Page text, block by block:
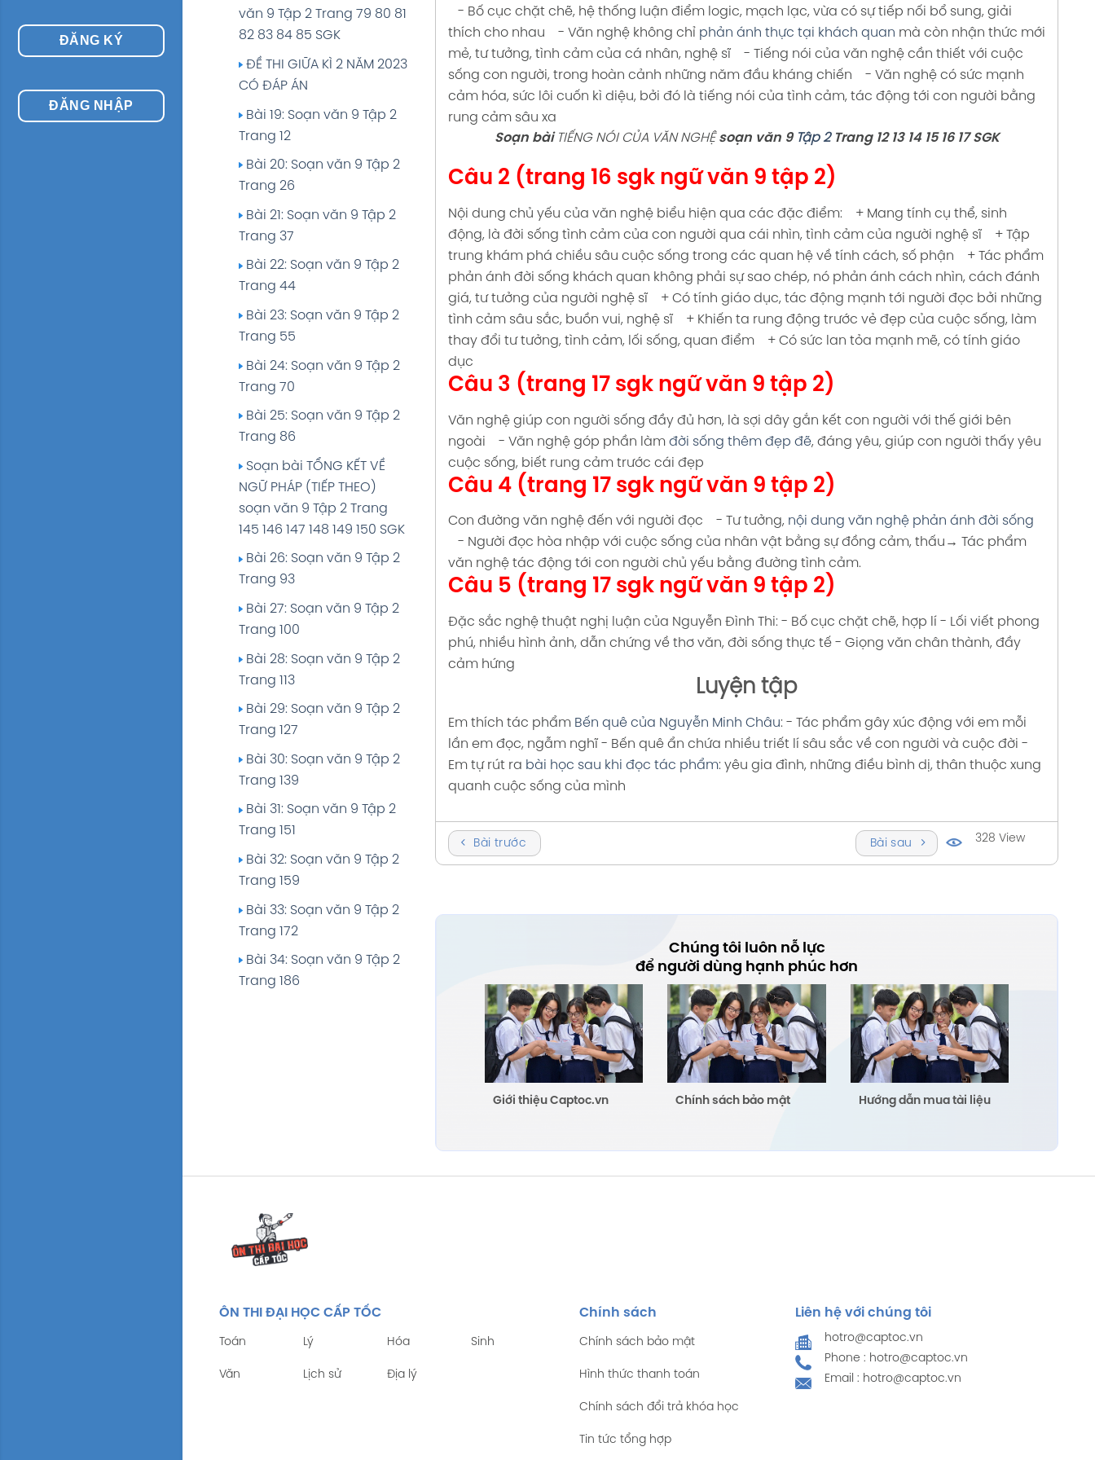
ĐĂNG KÝ
ĐĂNG NHẬP
Trang 60
Trang 77
Bài 7: Soạn văn 9 Tập 1
Trang 92
Bài 8: Soạn văn 9 Tập 1
Trang 106
Bài 9: Soạn văn 9 Tập 1
Trang 118
Bài 10: Soạn văn 9 Tập 1
Trang 127
Bài 11: Soạn văn 9 Tập 1
Trang 139
Bài 12: Soạn văn 9 Tập 1
Trang 152
Bài 13: Soạn văn 9 Tập 1
Trang 162
Soạn bài VIẾT BÀI TẬP LÀM
VĂN SỐ 3 soạn văn 9 Tập 1
Trang 191 SGK
Soạn bài NGƯỜI KỂ
TRONG VĂN BẢN TỰ SỰ
soạn văn 9 Tập 1 Trang 193
SGK
Bài 14: Soạn văn 9 Tập 1
Trang 180
Bài 15: Soạn văn 9 Tập 1
Trang 194
Bài 16: Soạn văn 9 Tập 1
Trang 207
Bài 17: Soạn văn 9 Tập 1
Trang 228
văn 9 Tập 2 Trang 79 80 81
82 83 84 85 SGK
ĐỀ THI GIỮA KÌ 2 NĂM 2023
CÓ ĐÁP ÁN
Bài 19: Soạn văn 9 Tập 2
Trang 12
Bài 20: Soạn văn 9 Tập 2
Trang 26
Bài 21: Soạn văn 9 Tập 2
Trang 37
Bài 22: Soạn văn 9 Tập 2
Trang 44
Bài 23: Soạn văn 9 Tập 2
Trang 55
Bài 24: Soạn văn 9 Tập 2
Trang 70
Bài 25: Soạn văn 9 Tập 2
Trang 86
Soạn bài TỔNG KẾT VỀ
NGỮ PHÁP (TIẾP THEO)
soạn văn 9 Tập 2 Trang
145 146 147 148 149 150 SGK
Bài 26: Soạn văn 9 Tập 2
Trang 93
Bài 27: Soạn văn 9 Tập 2
Trang 100
Bài 28: Soạn văn 9 Tập 2
Trang 113
Bài 29: Soạn văn 9 Tập 2
Trang 127
Bài 30: Soạn văn 9 Tập 2
Trang 139
Bài 31: Soạn văn 9 Tập 2
Trang 151
Bài 32: Soạn văn 9 Tập 2
Trang 159
Bài 33: Soạn văn 9 Tập 2
Trang 172
Bài 34: Soạn văn 9 Tập 2
Trang 186
- Bố cục chặt chẽ, hệ thống luận điểm logic, mạch lạc, vừa có sự tiếp nối bổ sung, giải
thích cho nhau
- Văn nghệ không chỉ phản ánh thực tại khách quan mà còn nhận thức mới
mẻ, tư tưởng, tình cảm của cá nhân, nghệ sĩ
- Tiếng nói của văn nghệ cần thiết với cuộc
sống con người, trong hoàn cảnh những năm đầu kháng chiến
- Văn nghệ có sức mạnh
cảm hóa, sức lôi cuốn kì diệu, bởi đó là tiếng nói của tình cảm, tác động tới con người bằng
rung cảm sâu xa
Soạn bài TIẾNG NÓI CỦA VĂN NGHỆsoạn văn 9 Tập 2Trang 12 13 14 15 16 17 SGK
Câu 2 (trang 16 sgk ngữ văn 9 tập 2)
Nội dung chủ yếu của văn nghệ biểu hiện qua các đặc điểm:
+ Mang tính cụ thể, sinh
động, là đời sống tình cảm của con người qua cái nhìn, tình cảm của người nghệ sĩ
+ Tập
trung khám phá chiều sâu cuộc sống trong các quan hệ về tính cách, số phận
+ Tác phẩm
phản ánh đời sống khách quan không phải sự sao chép, nó phản ánh cách nhìn, cách đánh
giá, tư tưởng của người nghệ sĩ
+ Có tính giáo dục, tác động mạnh tới người đọc bởi những
tình cảm sâu sắc, buồn vui, nghệ sĩ
+ Khiến ta rung động trước vẻ đẹp của cuộc sống, làm
thay đổi tư tưởng, tình cảm, lối sống, quan điểm
+ Có sức lan tỏa mạnh mẽ, có tính giáo
dục
Câu 3 (trang 17 sgk ngữ văn 9 tập 2)
Văn nghệ giúp con người sống đầy đủ hơn, là sợi dây gắn kết con người với thế giới bên
ngoài
- Văn nghệ góp phần làm đời sống thêm đẹp đẽ, đáng yêu, giúp con người thấy yêu
cuộc sống, biết rung cảm trước cái đẹp
Câu 4 (trang 17 sgk ngữ văn 9 tập 2)
Con đường văn nghệ đến với người đọc - Tư tưởng, nội dung văn nghệ phản ánh đời sống
- Người đọc hòa nhập với cuộc sống của nhân vật bằng sự đồng cảm, thấu→ Tác phẩm
văn nghệ tác động tới con người chủ yếu bằng đường tình cảm.
Câu 5 (trang 17 sgk ngữ văn 9 tập 2)
Đặc sắc nghệ thuật nghị luận của Nguyễn Đình Thi: - Bố cục chặt chẽ, hợp lí - Lối viết phong
phú, nhiều hình ảnh, dẫn chứng về thơ văn, đời sống thực tế - Giọng văn chân thành, đầy
cảm hứng
Luyện tập
Em thích tác phẩm Bến quê của Nguyễn Minh Châu: - Tác phẩm gây xúc động với em mỗi
lần em đọc, ngẫm nghĩ - Bến quê ẩn chứa nhiều triết lí sâu sắc về con người và cuộc đời -
Em tự rút ra bài học sau khi đọc tác phẩm: yêu gia đình, những điều bình dị, thân thuộc xung
quanh cuộc sống của mình
Bài trước Bài sau 328 View
Chúng tôi luôn nỗ lực
để người dùng hạnh phúc hơn
Giới thiệu Captoc.vn Chính sách bảo mật Hướng dẫn mua tài liệu
ÔN THI ĐẠI HỌC CẤP TỐC
Toán Lý Hóa Sinh
Văn Lịch sử Địa lý
Chính sách
Chính sách bảo mật
Hình thức thanh toán
Chính sách đổi trả khóa học
Tin tức tổng hợp
Liên hệ với chúng tôi
hotro@captoc.vn
Phone : hotro@captoc.vn
Email : hotro@captoc.vn